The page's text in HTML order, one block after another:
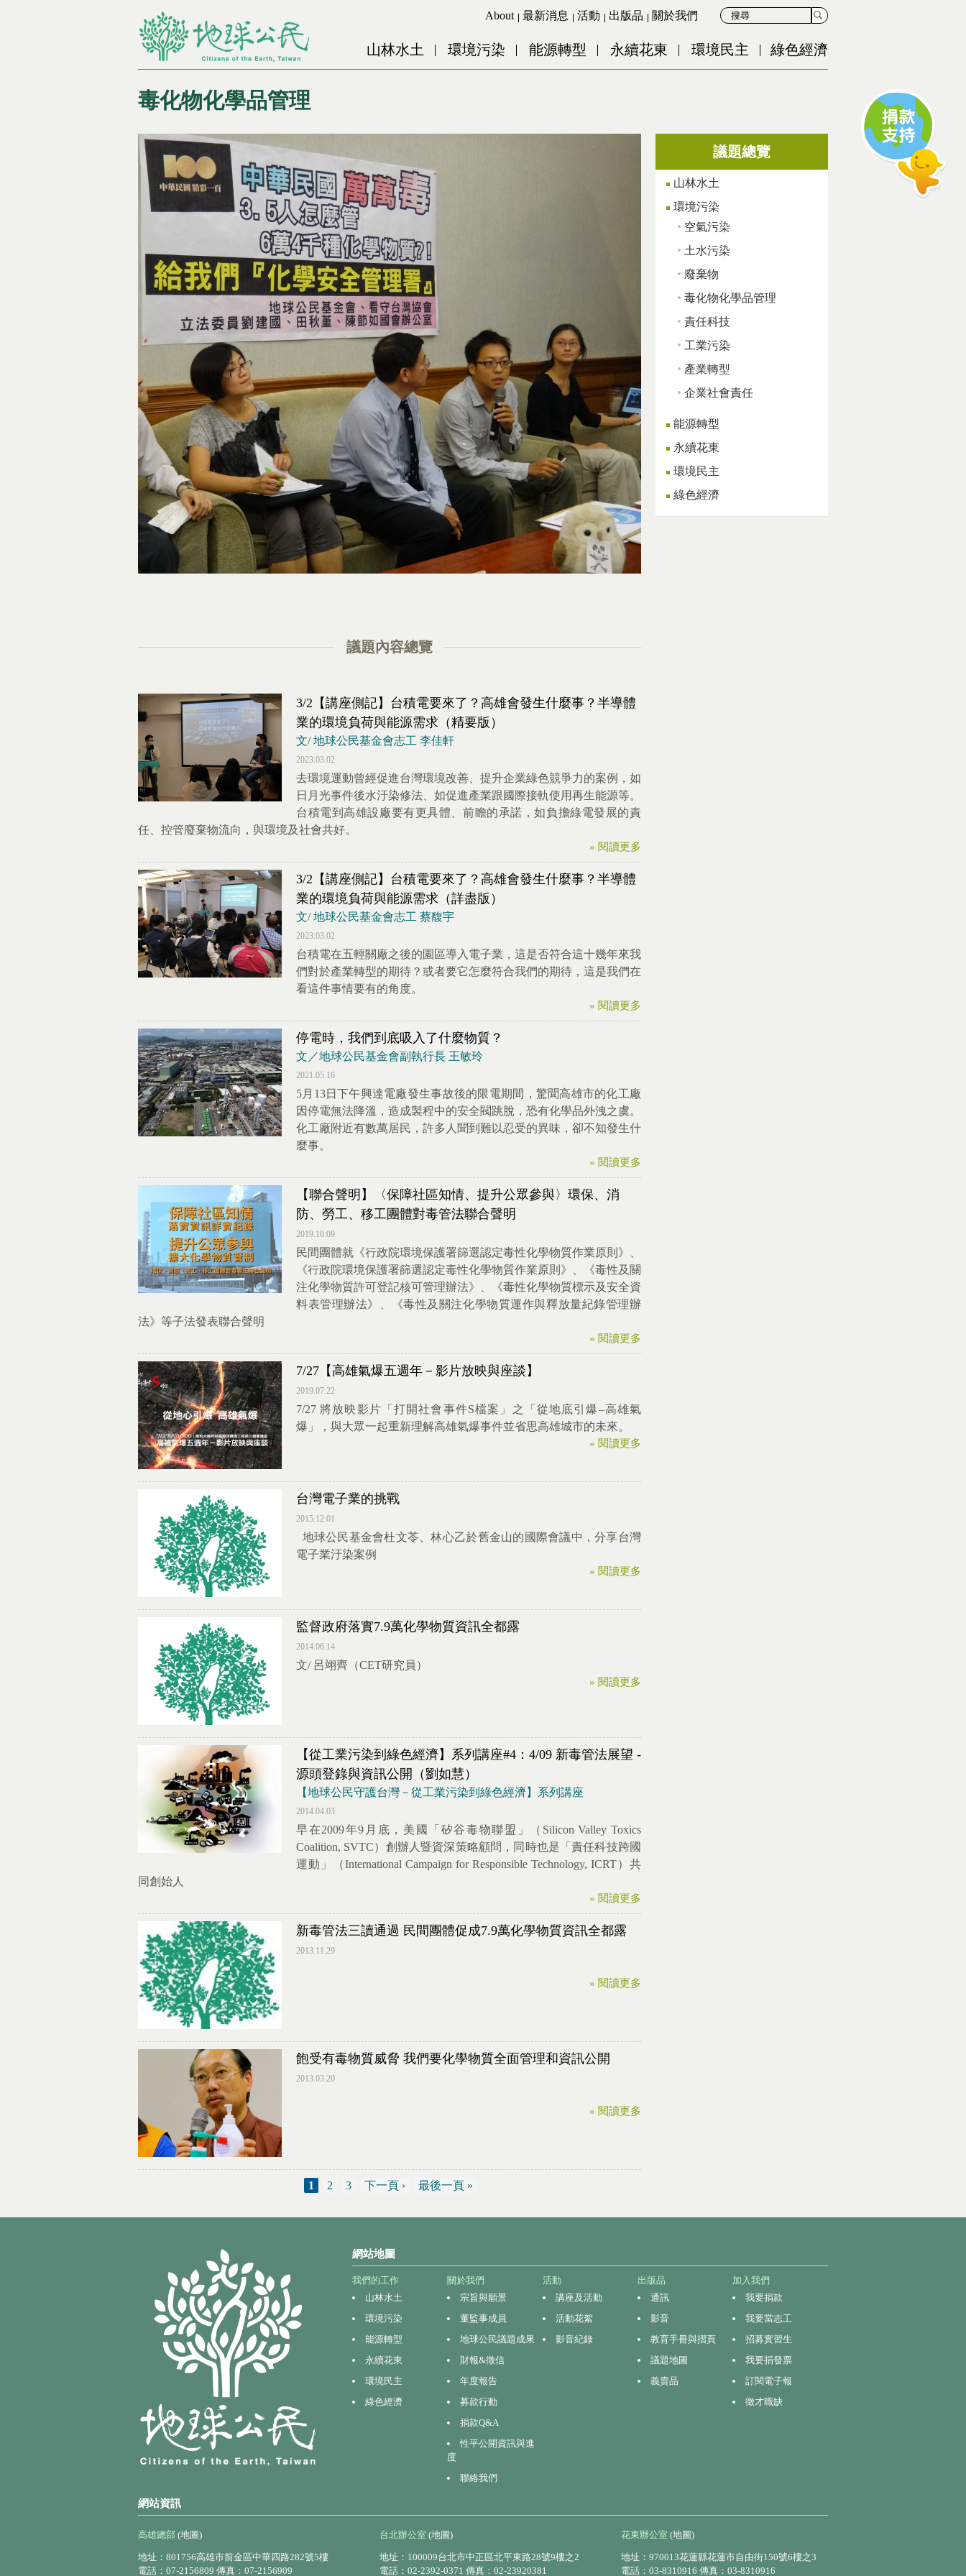
Jump to Navigation
Jump to Main content
About 最新消息 活動 出版品 關於我們
山林水土 環境污染 能源轉型 永續花東 環境民主 綠色經濟
毒化物化學品管理
您在這裡
議題內容總覽
3/2【講座側記】台積電要來了？高雄會發生什麼事？半導體
業的環境負荷與能源需求（精要版）
文/ 地球公民基金會志工 李佳軒
2023.03.02
去環境運動曾經促進台灣環境改善、提升企業綠色競爭力的案例，如
日月光事件後水汙染修法、如促進產業跟國際接軌使用再生能源等。
台積電到高雄設廠要有更具體、前瞻的承諾，如負擔綠電發展的責
任、控管廢棄物流向，與環境及社會共好。
» 閱讀更多
3/2【講座側記】台積電要來了？高雄會發生什麼事？半導體
業的環境負荷與能源需求（詳盡版）
文/ 地球公民基金會志工 蔡馥宇
2023.03.02
台積電在五輕關廠之後的園區導入電子業，這是否符合這十幾年來我
們對於產業轉型的期待？或者要它怎麼符合我們的期待，這是我們在
看這件事情要有的角度。
» 閱讀更多
停電時，我們到底吸入了什麼物質？
文／地球公民基金會副執行長 王敏玲
2021.05.16
5月13日下午興達電廠發生事故後的限電期間，驚聞高雄市的化工廠
因停電無法降溫，造成製程中的安全閥跳脫，恐有化學品外洩之虞。
化工廠附近有數萬居民，許多人聞到難以忍受的異味，卻不知發生什
麼事。
» 閱讀更多
【聯合聲明】〈保障社區知情、提升公眾參與〉環保、消
防、勞工、移工團體對毒管法聯合聲明
2019.10.09
民間團體就《行政院環境保護署篩選認定毒性化學物質作業原則》、
《行政院環境保護署篩選認定毒性化學物質作業原則》、《毒性及關
注化學物質許可登記核可管理辦法》、《毒性化學物質標示及安全資
料表管理辦法》、《毒性及關注化學物質運作與釋放量紀錄管理辦
法》等子法發表聯合聲明
» 閱讀更多
7/27【高雄氣爆五週年－影片放映與座談】
2019.07.22
7/27 將放映影片「打開社會事件S檔案」之「從地底引爆–高雄氣
爆」，與大眾一起重新理解高雄氣爆事件並省思高雄城市的未來。
» 閱讀更多
台灣電子業的挑戰
2015.12.01
地球公民基金會杜文苓、林心乙於舊金山的國際會議中，分享台灣
電子業汙染案例
» 閱讀更多
監督政府落實7.9萬化學物質資訊全都露
2014.06.14
文/ 呂翊齊（CET研究員）
» 閱讀更多
【從工業污染到綠色經濟】系列講座#4：4/09 新毒管法展望 -
源頭登錄與資訊公開（劉如慧）
【地球公民守護台灣－從工業污染到綠色經濟】系列講座
2014.04.03
早在2009年9月底，美國「矽谷毒物聯盟」（Silicon Valley Toxics
Coalition, SVTC）創辦人暨資深策略顧問，同時也是「責任科技跨國
運動」（International Campaign for Responsible Technology, ICRT）共
同創始人
» 閱讀更多
新毒管法三讀通過 民間團體促成7.9萬化學物質資訊全都露
2013.11.29
» 閱讀更多
飽受有毒物質威脅 我們要化學物質全面管理和資訊公開
2013.03.20
» 閱讀更多
1 2 3 下一頁 › 最後一頁 »
議題總覽
山林水土
環境污染
空氣污染
土水污染
廢棄物
毒化物化學品管理
責任科技
工業污染
產業轉型
企業社會責任
能源轉型
永續花東
環境民主
綠色經濟
網站地圖
我們的工作
山林水土
環境污染
能源轉型
永續花東
環境民主
綠色經濟
關於我們
宗旨與願景
董監事成員
地球公民議題成果
財報&徵信
年度報告
募款行動
捐款Q&A
性平公開資訊與進
度
聯絡我們
活動
講座及活動
活動花絮
影音紀錄
出版品
通訊
影音
教育手冊與摺頁
議題地圖
義賣品
加入我們
我要捐款
我要當志工
招募實習生
我要捐發票
訂閱電子報
徵才職缺
網站資訊
高雄總部 (地圖)
地址：801756高雄市前金區中華四路282號5樓
電話：07-2156809 傳真：07-2156909
台北辦公室 (地圖)
地址：100009台北市中正區北平東路28號9樓之2
電話：02-2392-0371 傳真：02-23920381
花東辦公室 (地圖)
地址：970013花蓮縣花蓮市自由街150號6樓之3
電話：03-8310916 傳真：03-8310916